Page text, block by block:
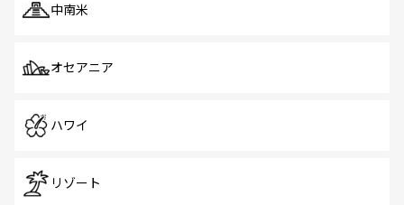
中南米
オセアニア
ハワイ
リゾート